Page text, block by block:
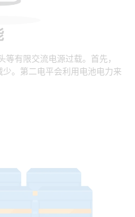
等有限交流电源过载。首先 ，
少。第二电平会利用电池电力来